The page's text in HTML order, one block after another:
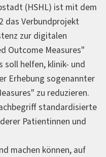
(HSHL) ist mit dem
das Verbundprojekt
zur digitalen
Outcome Measures"
soll helfen, klinik- und
Erhebung sogenannter
zu reduzieren.
standardisierte
Patientinnen und
machen können, auf